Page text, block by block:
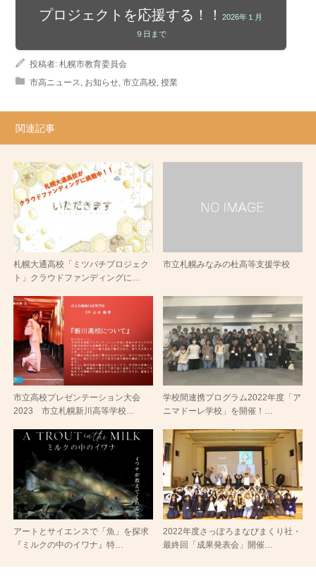
プロジェクトを応援する！！2026年１月
９日まで
投稿者: 札幌市教育委員会
市高ニュース, お知らせ, 市立高校, 授業
関連記事
札幌大通高校「ミツバチプロジェク
ト」クラウドファンディングに…
市立札幌みなみの杜高等支援学校
市立高校プレゼンテーション大会
2023 市立札幌新川高等学校…
学校間連携プログラム2022年度「ア
ニマドーレ学校」を開催！…
アートとサイエンスで「魚」を探求
『ミルクの中のイワナ』特…
2022年度さっぽろまなびまくり社・
最終回「成果発表会」開催…